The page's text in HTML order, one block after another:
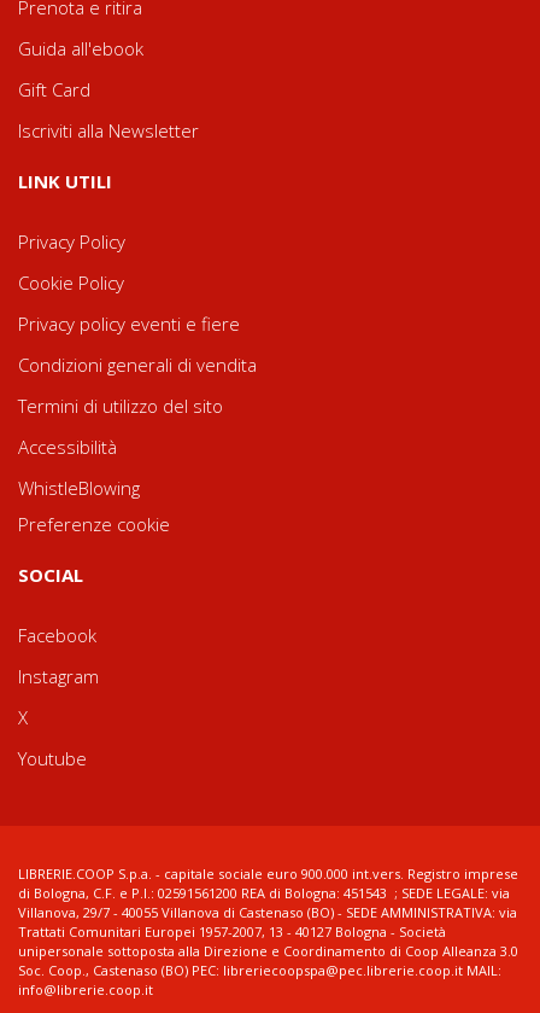
Prenota e ritira
Guida all'ebook
Gift Card
Iscriviti alla Newsletter
LINK UTILI
Privacy Policy
Cookie Policy
Privacy policy eventi e fiere
Condizioni generali di vendita
Termini di utilizzo del sito
Accessibilità
WhistleBlowing
Preferenze cookie
SOCIAL
Facebook
Instagram
X
Youtube
LIBRERIE.COOP S.p.a. - capitale sociale euro 900.000 int.vers. Registro imprese
di Bologna, C.F. e P.I.: 02591561200 REA di Bologna: 451543 ; SEDE LEGALE: via
Villanova, 29/7 - 40055 Villanova di Castenaso (BO) - SEDE AMMINISTRATIVA: via
Trattati Comunitari Europei 1957-2007, 13 - 40127 Bologna - Società
unipersonale sottoposta alla Direzione e Coordinamento di Coop Alleanza 3.0
Soc. Coop., Castenaso (BO) PEC: libreriecoopspa@pec.librerie.coop.it MAIL:
info@librerie.coop.it